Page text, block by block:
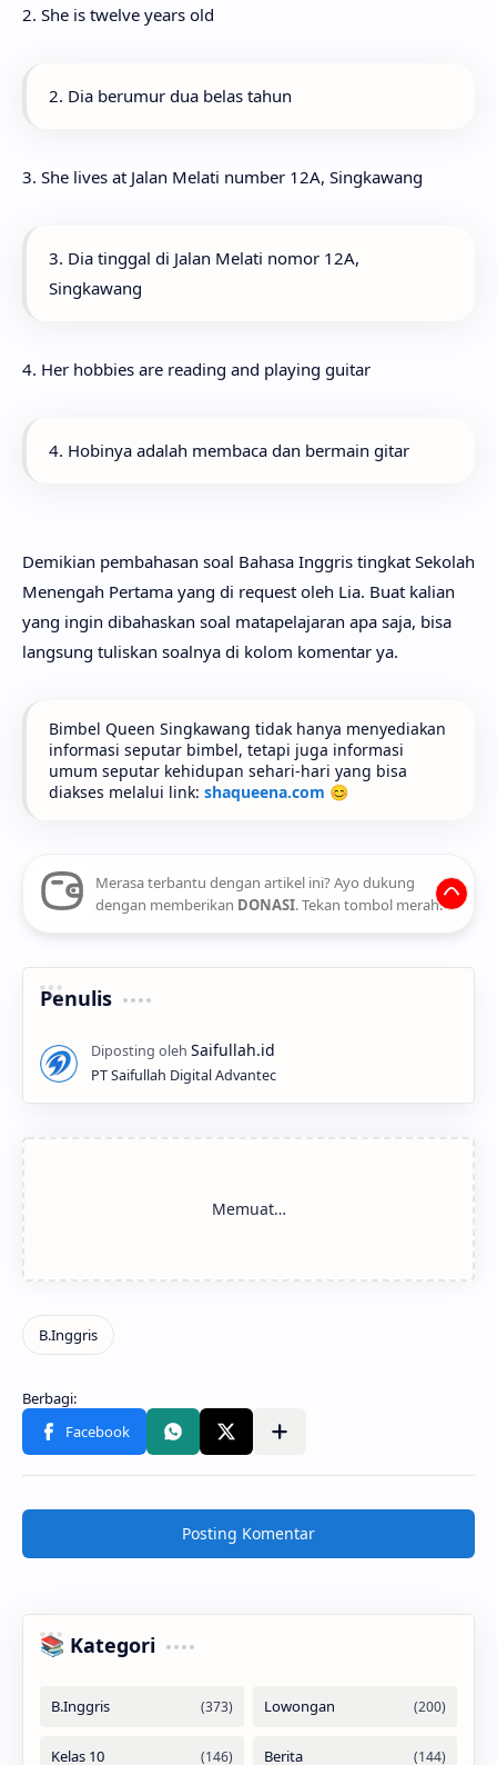
2. She is twelve years old
2. Dia berumur dua belas tahun
3. She lives at Jalan Melati number 12A, Singkawang
3. Dia tinggal di Jalan Melati nomor 12A,
Singkawang
4. Her hobbies are reading and playing guitar
4. Hobinya adalah membaca dan bermain gitar
Demikian pembahasan soal Bahasa Inggris tingkat Sekolah
Menengah Pertama yang di request oleh Lia. Buat kalian
yang ingin dibahaskan soal matapelajaran apa saja, bisa
langsung tuliskan soalnya di kolom komentar ya.
Bimbel Queen Singkawang tidak hanya menyediakan
informasi seputar bimbel, tetapi juga informasi
umum seputar kehidupan sehari-hari yang bisa
diakses melalui link: shaqueena.com 😊
Merasa terbantu dengan artikel ini? Ayo dukung
dengan memberikan DONASI. Tekan tombol merah.
Penulis
PT Saifullah Digital Advantec
Posting Komentar
📚 Kategori